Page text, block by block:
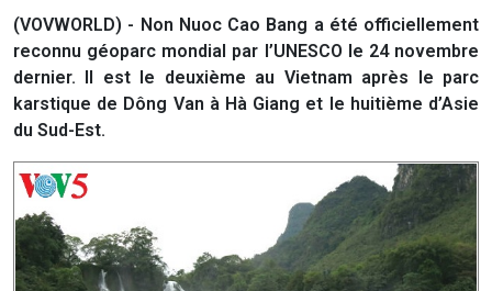
(VOVWORLD) - Non Nuoc Cao Bang a été officiellement
reconnu géoparc mondial par l’UNESCO le 24 novembre
dernier. Il est le deuxième au Vietnam après le parc
karstique de Dông Van à Hà Giang et le huitième d’Asie
du Sud-Est.